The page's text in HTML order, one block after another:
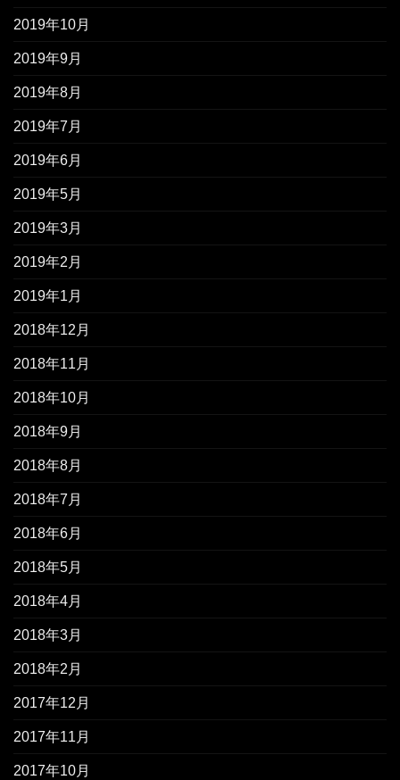
2019年10月
2019年9月
2019年8月
2019年7月
2019年6月
2019年5月
2019年3月
2019年2月
2019年1月
2018年12月
2018年11月
2018年10月
2018年9月
2018年8月
2018年7月
2018年6月
2018年5月
2018年4月
2018年3月
2018年2月
2017年12月
2017年11月
2017年10月